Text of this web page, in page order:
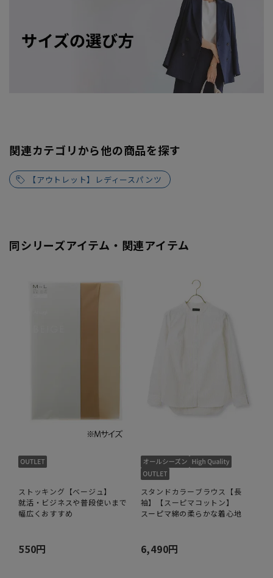
関連カテゴリから他の商品を探す
【アウトレット】レディースパンツ
同シリーズアイテム・関連アイテム
ストッキング【ベージュ】
就活・ビジネスや普段使いまで
幅広くおすすめ
550円
スタンドカラーブラウス【長
袖】【スーピマコットン】
スーピマ綿の柔らかな着心地
6,490円